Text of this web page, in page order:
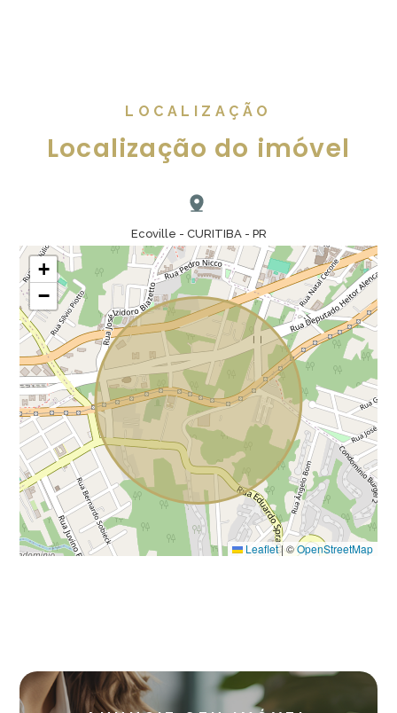
LOCALIZAÇÃO
Localização do imóvel
Ecoville - CURITIBA - PR
+
−
Leaflet|©OpenStreetMap